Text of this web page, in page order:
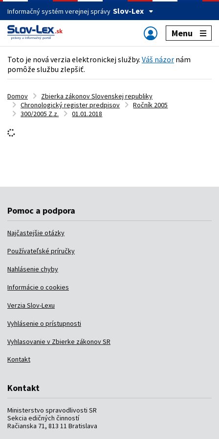
Informačný systém verejnej správy Slov-Lex
Menu
Toto je nová verzia elektronickej služby. Váš názor nám
pomôže službu zlepšiť.
Domov
Zbierka zákonov Slovenskej republiky
Chronologický register predpisov
Ročník 2005
300/2005 Z.z.
01.01.2018
Pomoc a podpora
Najčastejšie otázky
Používateľské príručky
Nahlásenie chyby
Informácie o cookies
Verzia Slov-Lexu
Vyhlásenie o prístupnosti
Vyhlasovanie v Zbierke zákonov SR
Kontakt
Kontakt
Ministerstvo spravodlivosti SR
Sekcia edičných činností
Račianska 71, 813 11 Bratislava